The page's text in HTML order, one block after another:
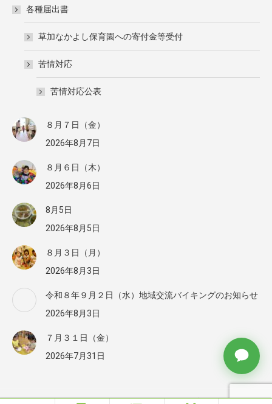
各種届出書
草加なかよし保育園への寄付金等受付
苦情対応
苦情対応公表
８月７日（金）
2026年8月7日
８月６日（木）
2026年8月6日
8月5日
2026年8月5日
８月３日（月）
2026年8月3日
令和８年９月２日（水）地域交流バイキングのお知らせ
2026年8月3日
７月３１日（金）
2026年7月31日
Ⓒ 2010 社会福祉法人 わかば会 草加なかよし保育園 All rights